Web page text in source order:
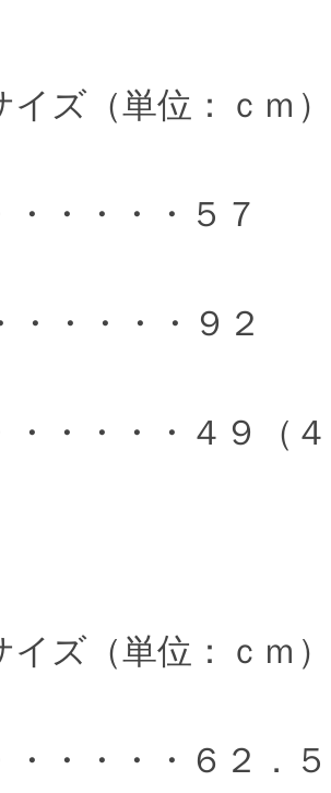
イズ（単位：ｃ
・・・・・・
・・・・・・
・・・・４９（
イズ（単位：ｃ
・・・・・６